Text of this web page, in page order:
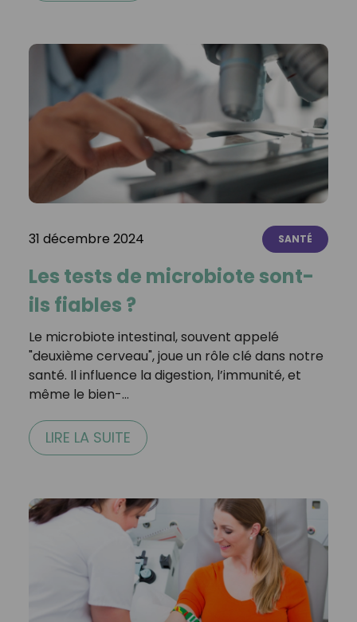
31 décembre 2024 SANTÉ
Les tests de microbiote sont-
ils fiables ?
Le microbiote intestinal, souvent appelé
"deuxième cerveau", joue un rôle clé dans notre
santé. Il influence la digestion, l’immunité, et
même le bien-…
LIRE LA SUITE